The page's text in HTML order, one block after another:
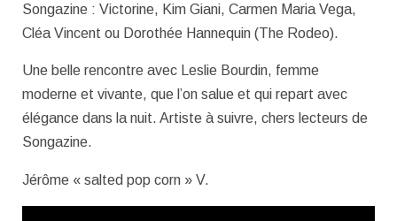
Songazine : Victorine, Kim Giani, Carmen Maria Vega,
Cléa Vincent ou Dorothée Hannequin (The Rodeo).
Une belle rencontre avec Leslie Bourdin, femme
moderne et vivante, que l’on salue et qui repart avec
élégance dans la nuit. Artiste à suivre, chers lecteurs de
Songazine.
Jérôme « salted pop corn » V.